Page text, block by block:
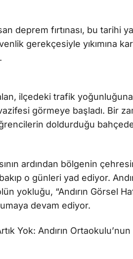
deprem fırtınası, bu tarihi
gerekçesiyle yıkımına
ilçedeki trafik
görmeye başladı. Bir
doldurduğu
ardından bölgenin
o günleri yad ediyor.
yokluğu, “Andırın Görsel
devam ediyor.